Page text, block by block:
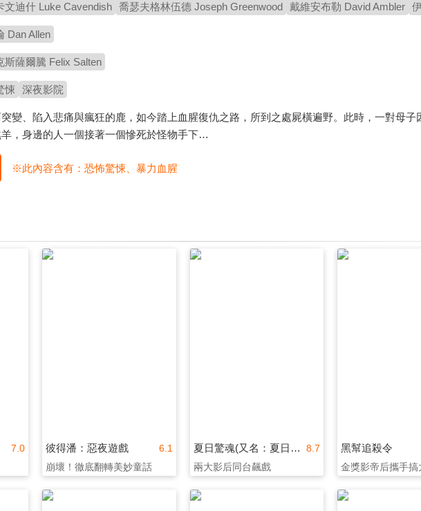
文迪什 Luke Cavendish 喬瑟夫格林伍德 Joseph Greenwood 戴維安布勒 David Ambler
Dan Allen
斯薩爾騰 Felix Salten
悚 深夜影院
變、陷入悲痛與瘋狂的鹿，如今踏上血腥復仇之路，所到之處屍橫遍野。此時，一對母
，身邊的人一個接著一個慘死於怪物手下…
※此內容含有： 恐怖驚悚 暴力血腥
7.0 6.1
彼得潘：惡夜遊戲
崩壞！徹底翻轉美妙童話
8.7
夏日驚魂(又名：夏日痴魂)
兩大影后同台飆戲
黑幫追殺令
金獎影帝后攜手搞